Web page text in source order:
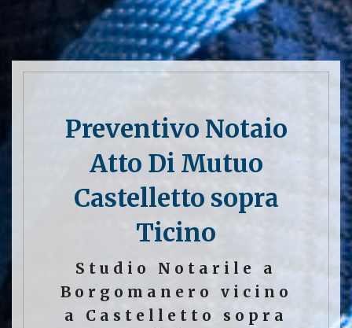
Preventivo Notaio
Atto Di Mutuo
Castelletto sopra
Ticino
Studio Notarile a
Borgomanero vicino
a Castelletto sopra